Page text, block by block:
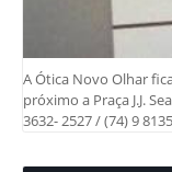
A Ótica Novo Olhar
próximo a Praça J.J.
3632- 2527 / (74) 9